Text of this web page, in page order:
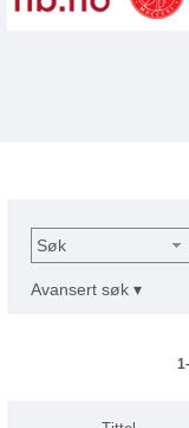
Søk
Avansert søk ▾